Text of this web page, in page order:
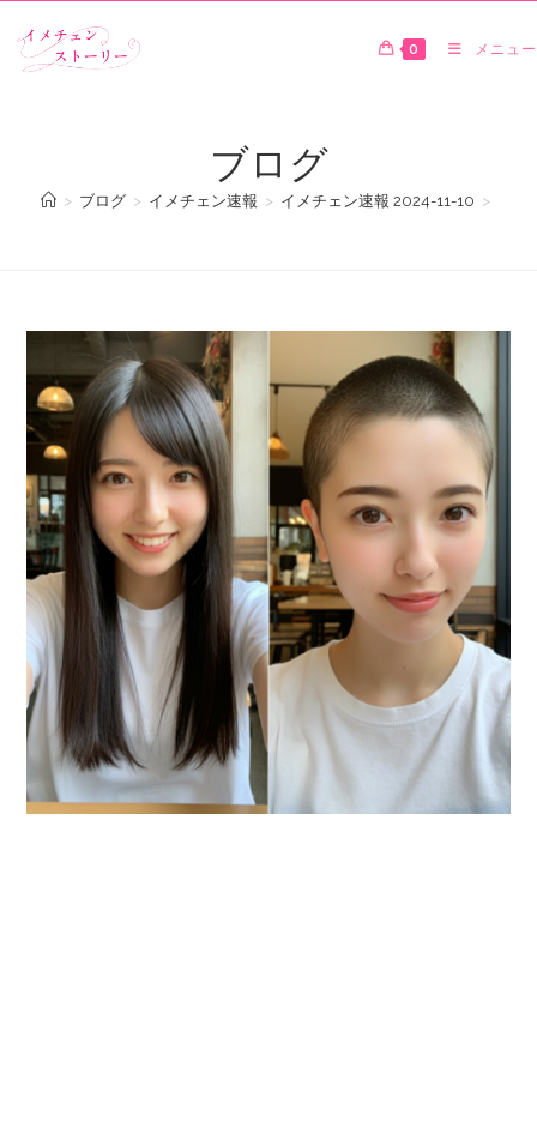
0 メニュー
ブログ
> ブログ > イメチェン速報 > イメチェン速報 2024-11-10 >